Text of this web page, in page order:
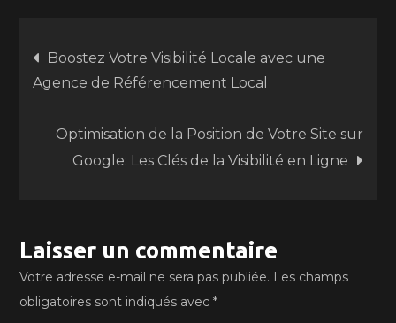
Navigation
de
l’article
Boostez Votre Visibilité Locale avec une
Agence de Référencement Local
Optimisation de la Position de Votre Site sur
Google: Les Clés de la Visibilité en Ligne
Laisser un commentaire
Votre adresse e-mail ne sera pas publiée. Les champs
obligatoires sont indiqués avec*